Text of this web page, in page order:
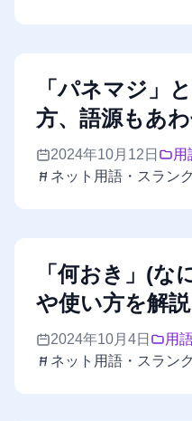
「パネマジ」
方、語源もあ
2024年10月12日
用
ネット用語・スラン
「何おき」(な
や使い方を解説
2024年10月4日
用
ネット用語・スラン